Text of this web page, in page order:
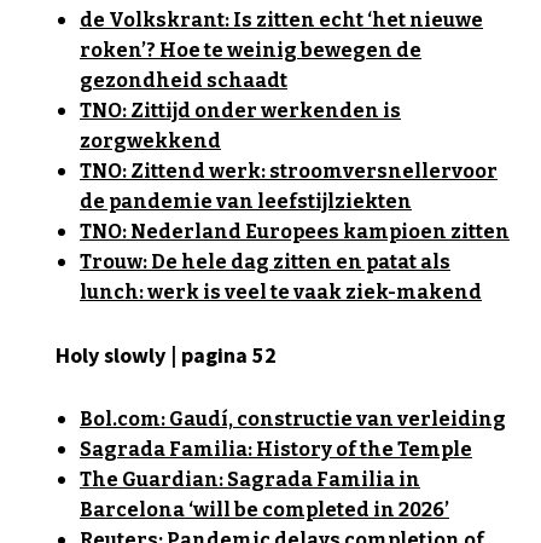
de Volkskrant: Is zitten echt ‘het nieuwe
roken’? Hoe te weinig bewegen de
gezondheid schaadt
TNO: Zittijd onder werkenden is
zorgwekkend
TNO: Zittend werk: stroomversnellervoor
de pandemie van leefstijlziekten
TNO: Nederland Europees kampioen zitten
Trouw: De hele dag zitten en patat als
lunch: werk is veel te vaak ziek-makend
Holy slowly | pagina 52
Bol.com: Gaudí, constructie van verleiding
Sagrada Familia: History of the Temple
The Guardian: Sagrada Familia in
Barcelona ‘will be completed in 2026’